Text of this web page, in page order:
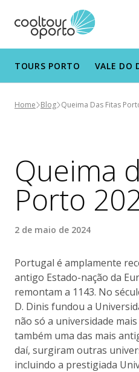
TOURS PORTO VALE DO
Home Blog Queima Das Fitas
Queima
Porto
2 de maio de 2024
Portugal é amplamente
antigo Estado-nação da
remontam a 1143. No
D. Dinis fundou a
não só a universidade
também uma das mais
daí, surgiram outras
incluindo a prestigiada